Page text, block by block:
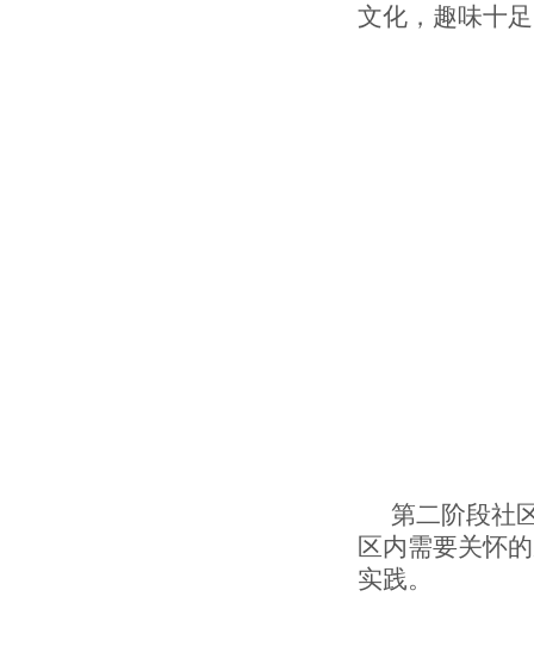
文化，趣味十
第二阶段社
区内需要关怀
实践。